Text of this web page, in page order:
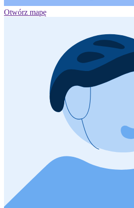
Otwórz mapę